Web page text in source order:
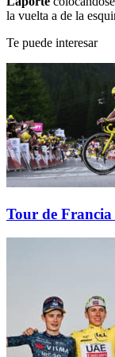
la vuelta a de la
Te puede interesar
Tour de Francia